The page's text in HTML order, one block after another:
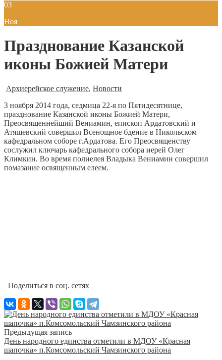
03
Ноя
Празднование Казанской
иконы Божией Матери
Архиерейское служение, Новости
3 ноября 2014 года, седмица 22-я по Пятидесятнице,
празднование Казанской иконы Божией Матери,
Преосвященнейший Вениамин, епископ Ардатовский и
Атяшевский совершил Всенощное бдение в Никольском
кафедральном соборе г.Ардатова. Его Преосвященству
сослужил ключарь кафедрального собора иерей Олег
Климкин. Во время полиелея Владыка Вениамин совершил
помазание освященным елеем.
Поделиться в соц. сетях
Предыдущая запись
День народного единства отметили в МДОУ «Красная
шапочка» п.Комсомольский Чамзинского района